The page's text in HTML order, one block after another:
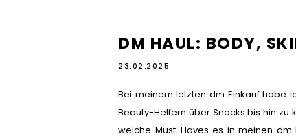
DM HAUL: BODY,
23.02.2025
Bei meinem letzten dm Einkauf habe
Beauty-Helfern über Snacks bis hin
welche Must-Haves es in meinen dm